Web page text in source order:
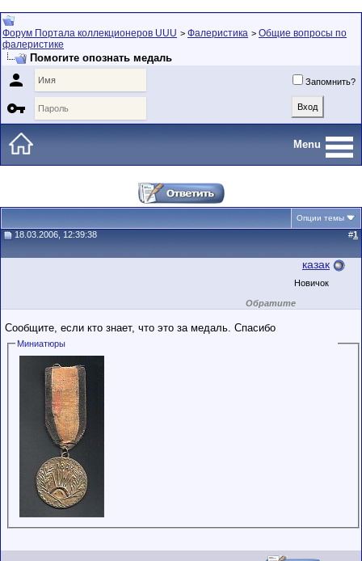
Форум Портала коллекционеров UUU > Фалеристика > Общие вопросы по
фалеристике
Помогите опознать медаль
 Запомнить?

Menu
Опции темы
18.03.2006, 12:39:38 #1
казак
Новичок
Обратите
внимание на
маленький стаж
пользователя на
Сообщите, если кто знает, что это за медаль. Спасибо
Миниатюры